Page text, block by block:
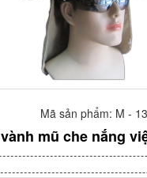
Mã sản phẩm: M - 13
vành mũ che nắng